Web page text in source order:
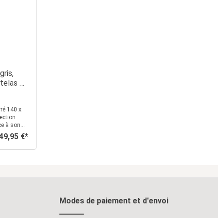
–
à son
il
tous les
régulier :
€*
Modes de paiement et d'envoi